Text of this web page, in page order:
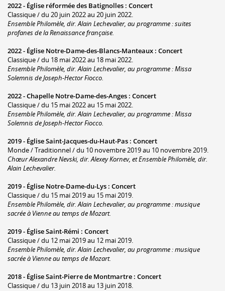
2022 - Église réformée des Batignolles : Concert
Classique / du 20 juin 2022 au 20 juin 2022.
Ensemble Philomèle, dir. Alain Lechevalier, au programme : suites
profanes de la Renaissance française.
2022 - Église Notre-Dame-des-Blancs-Manteaux : Concert
Classique / du 18 mai 2022 au 18 mai 2022.
Ensemble Philomèle, dir. Alain Lechevalier, au programme : Missa
Solemnis de Joseph-Hector Fiocco.
2022 -Chapelle Notre-Dame-des-Anges : Concert
Classique / du 15 mai 2022 au 15 mai 2022.
Ensemble Philomèle, dir. Alain Lechevalier, au programme : Missa
Solemnis de Joseph-Hector Fiocco.
2019 - Église Saint-Jacques-du-Haut-Pas : Concert
Monde / Traditionnel / du 10 novembre 2019 au 10 novembre 2019.
Chœur Alexandre Nevski, dir. Alexey Kornev, et Ensemble Philomèle, dir.
Alain Lechevalier.
2019 - Église Notre-Dame-du-Lys : Concert
Classique / du 15 mai 2019 au 15 mai 2019.
Ensemble Philomèle, dir. Alain Lechevalier, au programme : musique
sacrée à Vienne au temps de Mozart.
2019 - Église Saint-Rémi : Concert
Classique / du 12 mai 2019 au 12 mai 2019.
Ensemble Philomèle, dir. Alain Lechevalier, au programme : musique
sacrée à Vienne au temps de Mozart.
2018 - Église Saint-Pierre de Montmartre : Concert
Classique / du 13 juin 2018 au 13 juin 2018.